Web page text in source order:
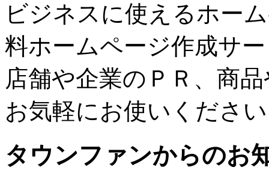
ビジネスに使えるホー
料ホームページ作成サ
店舗や企業のＰＲ、商
お気軽にお使いくださ
タウンファンからのお